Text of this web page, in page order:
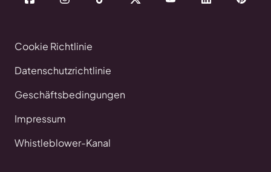
Cookie Richtlinie
Datenschutzrichtlinie
Geschäftsbedingungen
Impressum
Whistleblower-Kanal